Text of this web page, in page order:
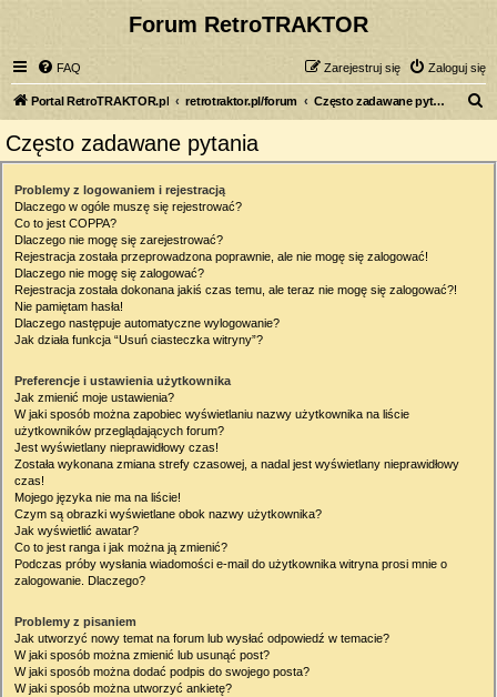
Forum RetroTRAKTOR
FAQ Zaloguj się
Zarejestruj się
Portal RetroTRAKTOR.pl retrotraktor.pl/forum Często zadawane pytania
Często zadawane pytania
Problemy z logowaniem i rejestracją
Dlaczego w ogóle muszę się rejestrować?
Co to jest COPPA?
Dlaczego nie mogę się zarejestrować?
Rejestracja została przeprowadzona poprawnie, ale nie mogę się zalogować!
Dlaczego nie mogę się zalogować?
Rejestracja została dokonana jakiś czas temu, ale teraz nie mogę się zalogować?!
Nie pamiętam hasła!
Dlaczego następuje automatyczne wylogowanie?
Jak działa funkcja “Usuń ciasteczka witryny”?
Preferencje i ustawienia użytkownika
Jak zmienić moje ustawienia?
W jaki sposób można zapobiec wyświetlaniu nazwy użytkownika na liście
użytkowników przeglądających forum?
Jest wyświetlany nieprawidłowy czas!
Została wykonana zmiana strefy czasowej, a nadal jest wyświetlany nieprawidłowy
czas!
Mojego języka nie ma na liście!
Czym są obrazki wyświetlane obok nazwy użytkownika?
Jak wyświetlić awatar?
Co to jest ranga i jak można ją zmienić?
Podczas próby wysłania wiadomości e-mail do użytkownika witryna prosi mnie o
zalogowanie. Dlaczego?
Problemy z pisaniem
Jak utworzyć nowy temat na forum lub wysłać odpowiedź w temacie?
W jaki sposób można zmienić lub usunąć post?
W jaki sposób można dodać podpis do swojego posta?
W jaki sposób można utworzyć ankietę?